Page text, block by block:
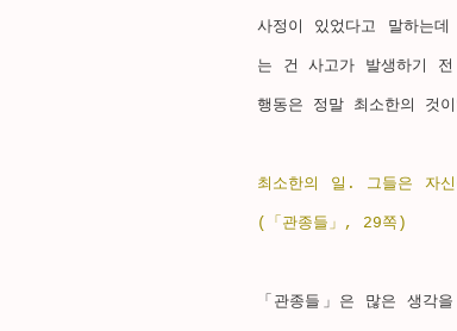
사정이 있었다고 말하는
는 건 사고가 발생하기
행동은 정말 최소한의 것
최소한의 일. 그들은 자
(「관종들」, 29쪽)
「관종들」은 많은 생각